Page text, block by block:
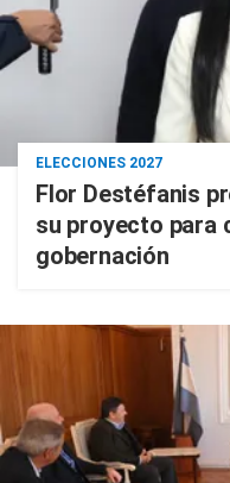
ELECCIONES 2027
Flor Destéfanis
su proyecto para
gobernación